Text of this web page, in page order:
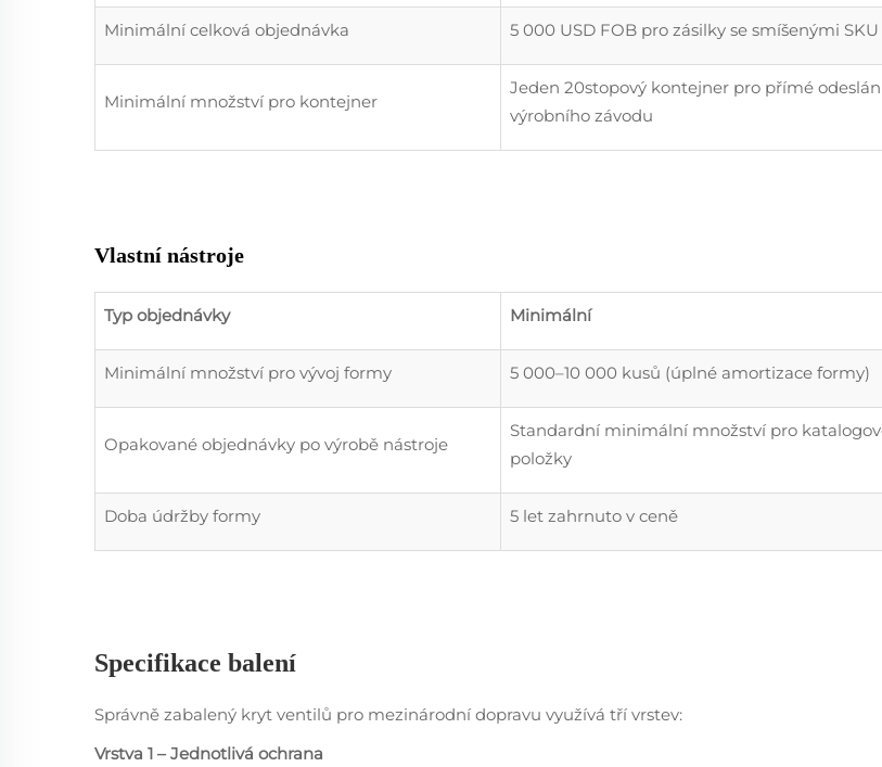
Minimální celková objednávka 5 000 USD FOB pro zásilky se smíšenými SKU
Minimální množství pro kontejner
Jeden 20stopový kontejner pro přímé
výrobního závodu
Vlastní nástroje
Typ objednávky Minimální
Minimální množství pro vývoj formy 5 000–10 000 kusů (úplné amortizace formy)
Opakované objednávky po výrobě nástroje
Standardní minimální množství pro
položky
Doba údržby formy 5 let zahrnuto v ceně
Specifikace balení
Správně zabalený kryt ventilů pro mezinárodní dopravu využívá tří vrstev:
Vrstva 1 – Jednotlivá ochrana